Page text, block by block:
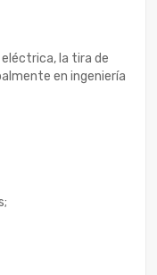
la tira de
en ingeniería